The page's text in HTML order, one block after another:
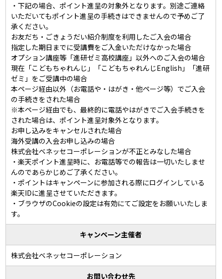
・下記の場合、ポイント進呈の対象外となります。別途ご連絡
いただいてもポイント進呈の手続きはできませんので予めご了
承ください。
お友だち・ごきょうだい紹介制度を利用したご入会の場合
指定した期日までに受講費をご入金いただけなかった場合
オプション講座等「進研ゼミ高校講座」以外へのご入会の場合
現在「こどもちゃれんじ」「こどもちゃれんじEnglish」「進研
ゼミ」をご受講中の場合
本ページ経由以外（お電話や・はがき・他ページ等）でご入会
の手続きをされた場合
※本ページ経由でも、最終的に電話やはがきでご入会手続きを
された場合は、ポイント進呈対象外となります。
お申し込みをキャンセルされた場合
海外受講の入会お申し込みの場合
株式会社ベネッセコーポレーションが不正とみなした場合
・楽天ポイント進呈時に、お電話等での報告は一切いたしませ
んのであらかじめご了承ください。
・ポイントはキャンペーンに参加される際にログインしている
楽天IDに進呈させていただきます。
・ブラウザのCookieの設定は有効にてご設定をお願いいたしま
す。
キャンペーン主催者
株式会社ベネッセコーポレーション
お問い合わせ先